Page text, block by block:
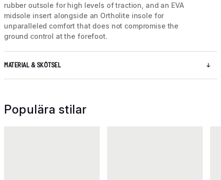
rubber outsole for high levels of traction, and an EVA
midsole insert alongside an Ortholite insole for
unparalleled comfort that does not compromise the
ground control at the forefoot.
MATERIAL & SKÖTSEL
Populära stilar